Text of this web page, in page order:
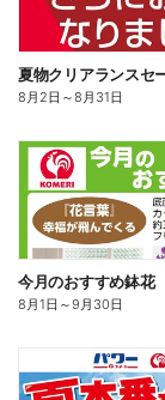
夏物クリアランスセ
8月2日 ～8月31日
今月のおすすめ鉢花
8月1日 ～9月30日